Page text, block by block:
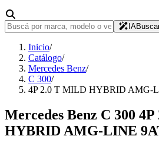
IA
Inicio/
Catálogo/
Mercedes Benz/
C 300/
4P 2.0 T MILD HYBRID AMG-
Mercedes Benz C 300
HYBRID AMG-LINE